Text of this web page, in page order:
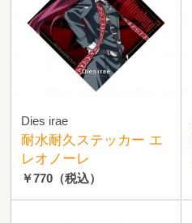
Dies irae
耐水耐久ステッカー エ
レオノーレ
￥770 （税込）